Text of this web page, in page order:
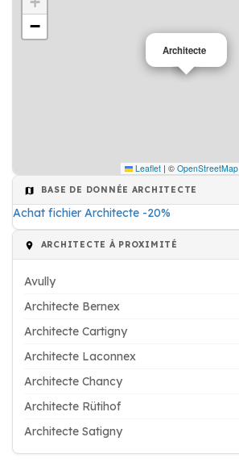
Architecte
−
Leaflet | © OpenStreetMap
BASE DE DONNÉE ARCHITECTE
Achat fichier Architecte -20%
ARCHITECTE À PROXIMITÉ
Avully
Architecte Bernex
Architecte Cartigny
Architecte Laconnex
Architecte Chancy
Architecte Rütihof
Architecte Satigny